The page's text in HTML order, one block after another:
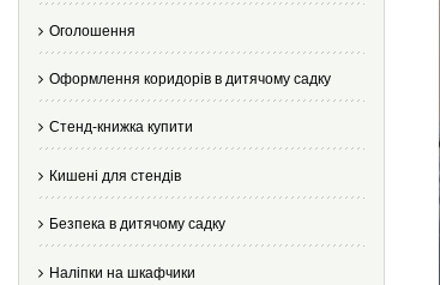
Оголошення
Оформлення коридорів в дитячому садку
Стенд-книжка купити
Кишені для стендів
Безпека в дитячому садку
Наліпки на шкафчики